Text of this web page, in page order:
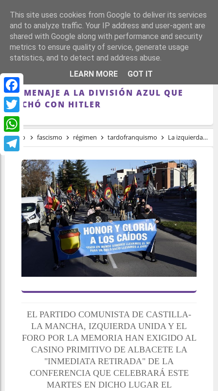
Facebook
Twitter
WhatsApp
Telegram
LA IZQUIERDA Y MEMORIALISTAS DE
ALBACETE SE MOVILIZAN CONTRA UN
HOMENAJE A LA DIVISIÓN AZUL QUE
LUCHÓ CON HITLER
Inicio fascismo régimen tardofranquismo La izquierda y memorialistas de Albacete se movilizan contra un homenaje a la División Azul que luchó con Hitler
EL PARTIDO COMUNISTA DE CASTILLA-
LA MANCHA, IZQUIERDA UNIDA Y EL
FORO POR LA MEMORIA HAN EXIGIDO AL
CASINO PRIMITIVO DE ALBACETE LA
"INMEDIATA RETIRADA" DE LA
CONFERENCIA QUE CELEBRARÁ ESTE
MARTES EN DICHO LUGAR EL
This site uses cookies from Google to deliver its services
and to analyze traffic. Your IP address and user-agent are
shared with Google along with performance and security
metrics to ensure quality of service, generate usage
statistics, and to detect and address abuse.
LEARN MORE
GOT IT